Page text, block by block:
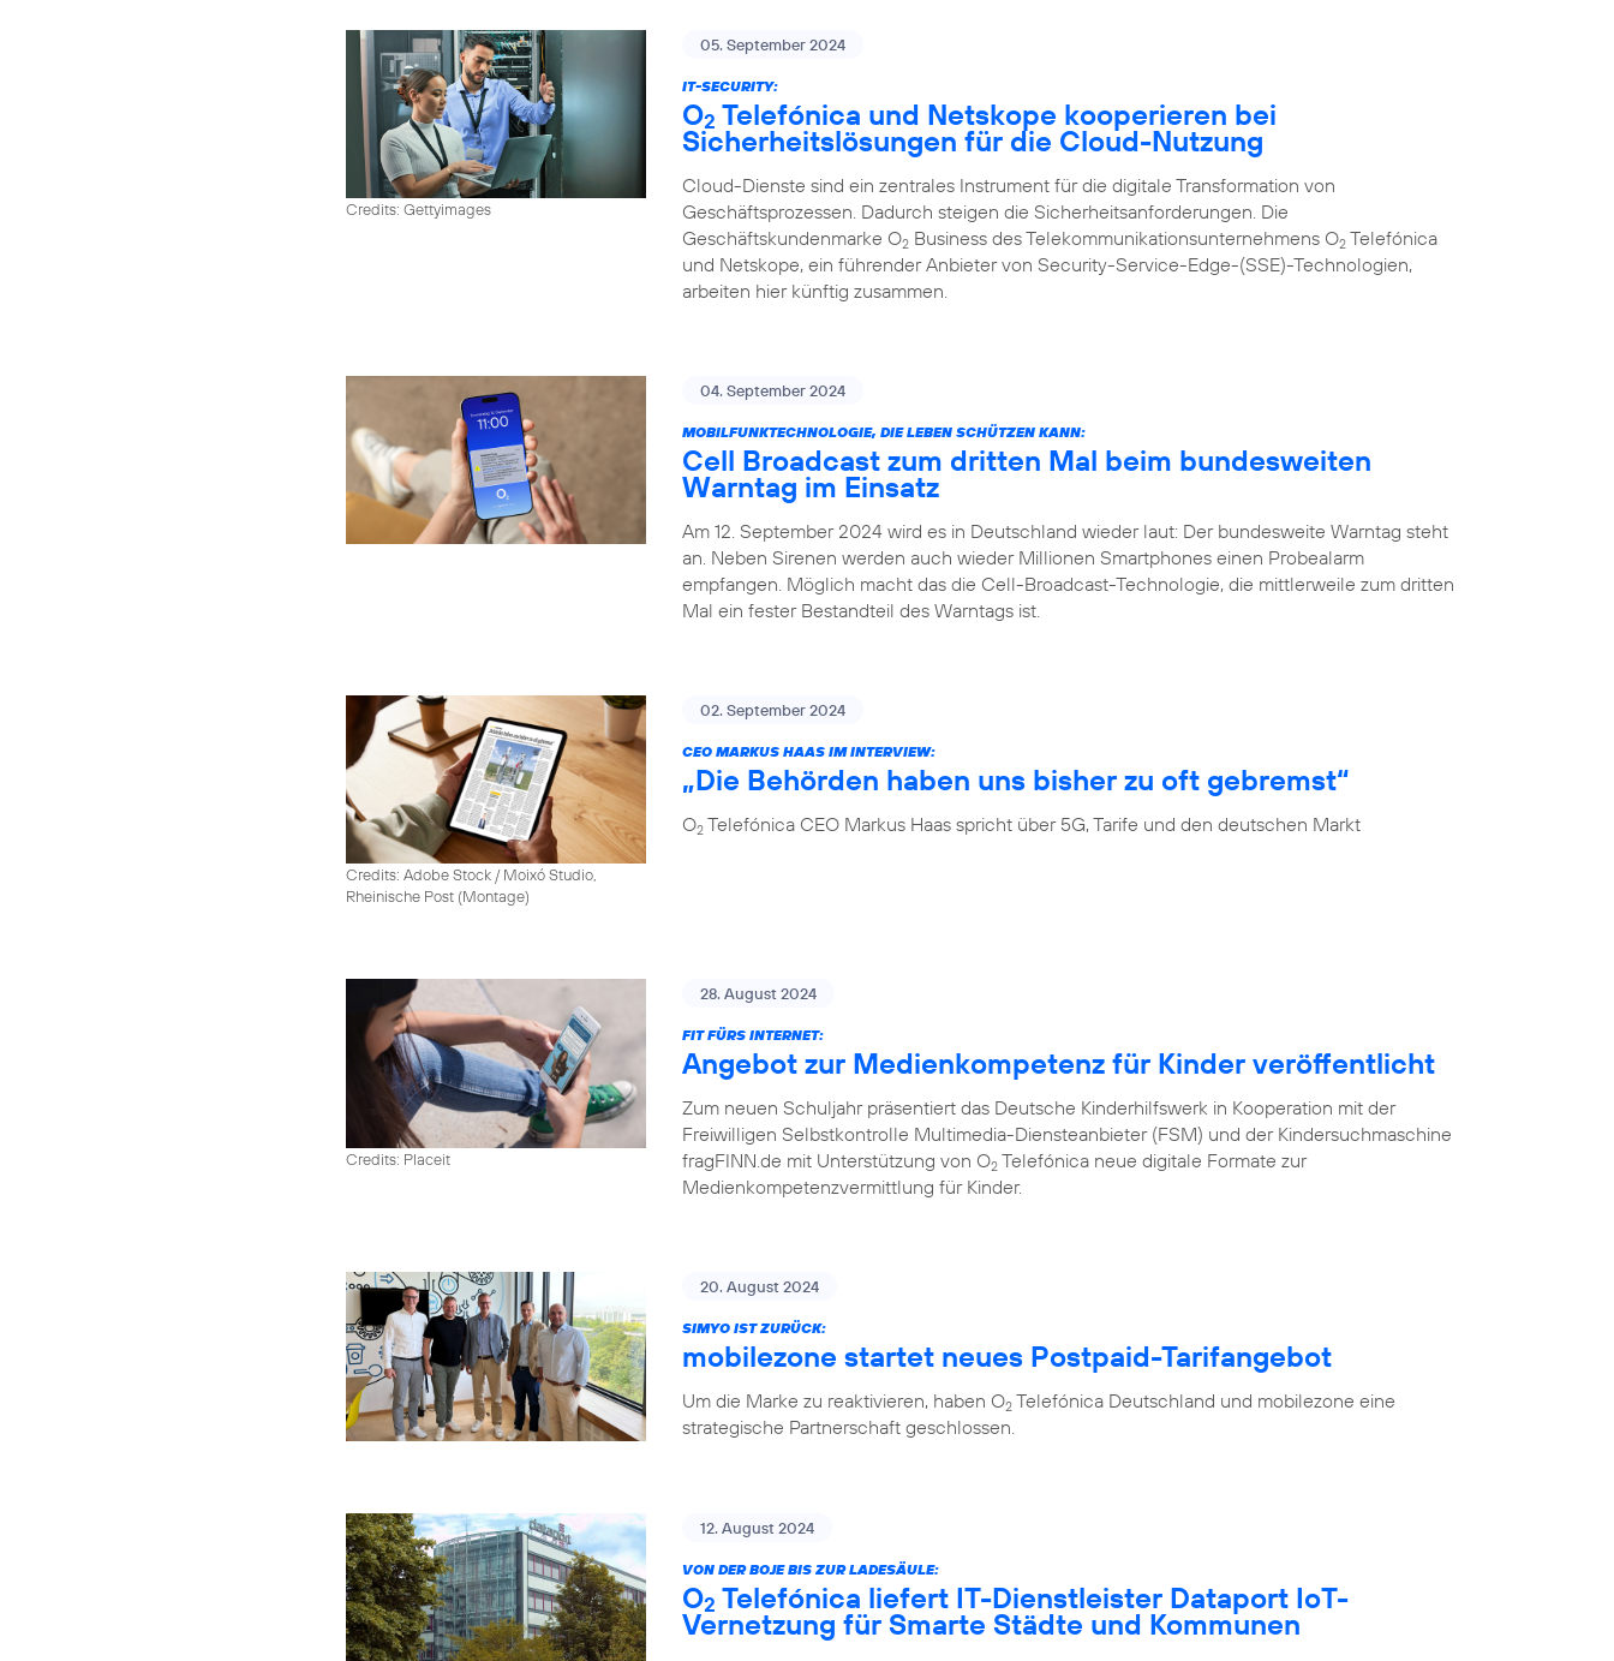
Credits: Gettyimages
05. September 2024
IT-SECURITY:
O2 Telefónica und Netskope kooperieren bei
Sicherheitslösungen für die Cloud-Nutzung
Cloud-Dienste sind ein zentrales Instrument für die digitale Transformation von
Geschäftsprozessen. Dadurch steigen die Sicherheitsanforderungen. Die
Geschäftskundenmarke O2 Business des Telekommunikationsunternehmens O2 Telefónica
und Netskope, ein führender Anbieter von Security-Service-Edge-(SSE)-Technologien,
arbeiten hier künftig zusammen.
04. September 2024
MOBILFUNKTECHNOLOGIE, DIE LEBEN SCHÜTZEN KANN:
Cell Broadcast zum dritten Mal beim bundesweiten
Warntag im Einsatz
Am 12. September 2024 wird es in Deutschland wieder laut: Der bundesweite Warntag steht
an. Neben Sirenen werden auch wieder Millionen Smartphones einen Probealarm
empfangen. Möglich macht das die Cell-Broadcast-Technologie, die mittlerweile zum dritten
Mal ein fester Bestandteil des Warntags ist.
Credits: Adobe Stock / Moixó Studio,
Rheinische Post (Montage)
02. September 2024
CEO MARKUS HAAS IM INTERVIEW:
„Die Behörden haben uns bisher zu oft gebremst“
O2 Telefónica CEO Markus Haas spricht über 5G, Tarife und den deutschen Markt
Credits: Placeit
28. August 2024
FIT FÜRS INTERNET:
Angebot zur Medienkompetenz für Kinder veröffentlicht
Zum neuen Schuljahr präsentiert das Deutsche Kinderhilfswerk in Kooperation mit der
Freiwilligen Selbstkontrolle Multimedia-Diensteanbieter (FSM) und der Kindersuchmaschine
fragFINN.de mit Unterstützung von O2 Telefónica neue digitale Formate zur
Medienkompetenzvermittlung für Kinder.
20. August 2024
SIMYO IST ZURÜCK:
mobilezone startet neues Postpaid-Tarifangebot
Um die Marke zu reaktivieren, haben O2 Telefónica Deutschland und mobilezone eine
strategische Partnerschaft geschlossen.
12. August 2024
VON DER BOJE BIS ZUR LADESÄULE:
O2 Telefónica liefert IT-Dienstleister Dataport IoT-
Vernetzung für Smarte Städte und Kommunen